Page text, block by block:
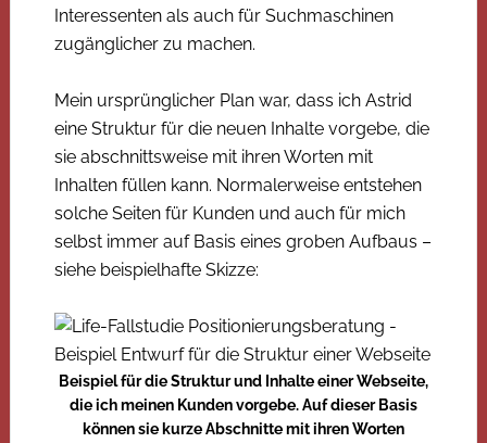
Interessenten als auch für Suchmaschinen
zugänglicher zu machen.
Mein ursprünglicher Plan war, dass ich Astrid
eine Struktur für die neuen Inhalte vorgebe, die
sie abschnittsweise mit ihren Worten mit
Inhalten füllen kann. Normalerweise entstehen
solche Seiten für Kunden und auch für mich
selbst immer auf Basis eines groben Aufbaus –
siehe beispielhafte Skizze:
Beispiel für die Struktur und Inhalte einer Webseite,
die ich meinen Kunden vorgebe. Auf dieser Basis
können sie kurze Abschnitte mit ihren Worten